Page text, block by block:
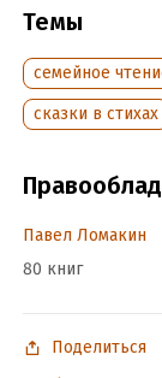
Год издания:
Темы
семейное
сказки в стихах
Павел Ломакин
80 книг
Поделиться